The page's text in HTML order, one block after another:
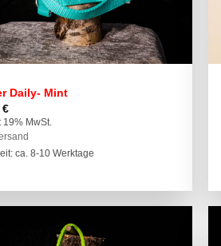
Daily- Mint
€
19% MwSt.
ca. 8-10 Werktage